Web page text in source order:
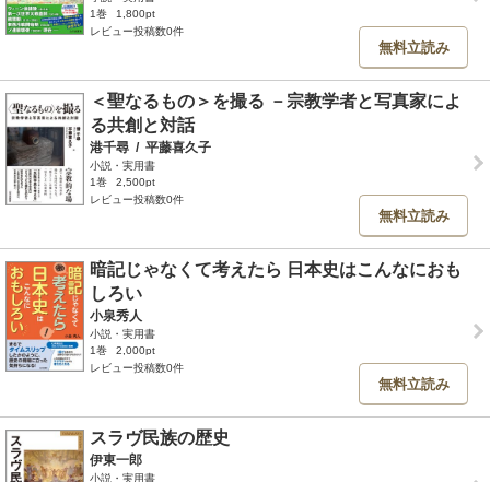
1巻
1,800pt
レビュー投稿数0件
無料立読み
＜聖なるもの＞を撮る －宗教学者と写真家によ
る共創と対話
港千尋 / 平藤喜久子
小説・実用書
1巻
2,500pt
レビュー投稿数0件
無料立読み
暗記じゃなくて考えたら 日本史はこんなにおも
しろい
小泉秀人
小説・実用書
1巻
2,000pt
レビュー投稿数0件
無料立読み
スラヴ民族の歴史
伊東一郎
小説・実用書